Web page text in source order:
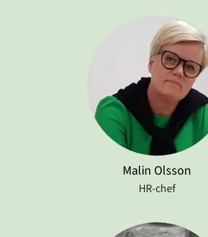
Malin Olsson
HR-chef